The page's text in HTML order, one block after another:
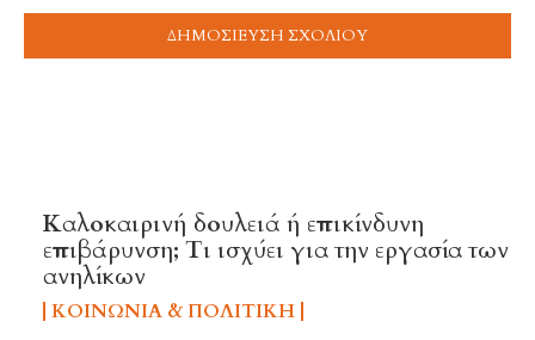
Καλοκαιρινή δουλειά ή επικίνδυνη
επιβάρυνση; Τι ισχύει για την εργασία των
ανηλίκων
ΚΟΙΝΩΝΊΑ & ΠΟΛΙΤΙΚΉ